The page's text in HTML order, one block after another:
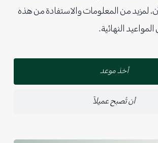
لمزيد من المعلومات والاستفادة من هذه
النهائية.
أخذ موعد
أن تُصبح عميلاً